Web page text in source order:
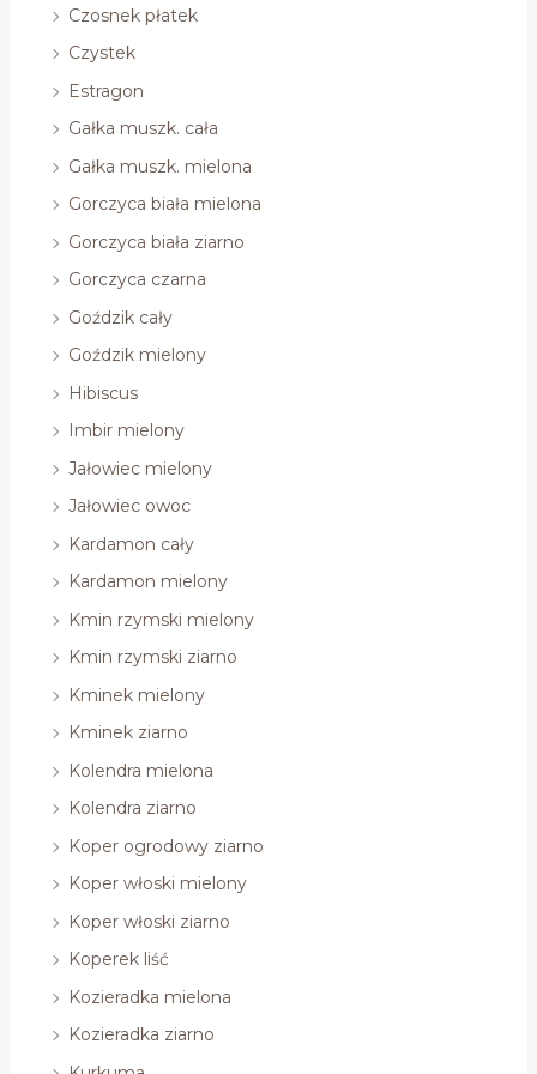
Czosnek płatek
Czystek
Estragon
Gałka muszk. cała
Gałka muszk. mielona
Gorczyca biała mielona
Gorczyca biała ziarno
Gorczyca czarna
Goździk cały
Goździk mielony
Hibiscus
Imbir mielony
Jałowiec mielony
Jałowiec owoc
Kardamon cały
Kardamon mielony
Kmin rzymski mielony
Kmin rzymski ziarno
Kminek mielony
Kminek ziarno
Kolendra mielona
Kolendra ziarno
Koper ogrodowy ziarno
Koper włoski mielony
Koper włoski ziarno
Koperek liść
Kozieradka mielona
Kozieradka ziarno